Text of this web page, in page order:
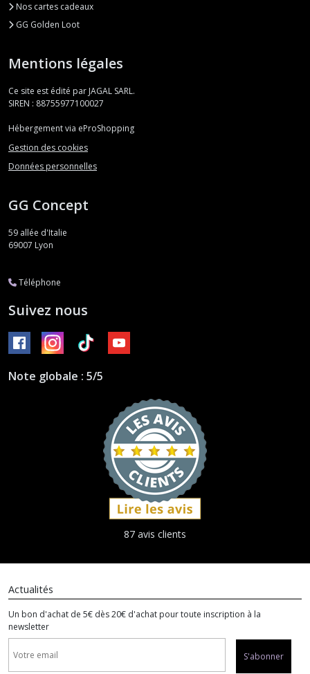
Nos cartes cadeaux
GG Golden Loot
Mentions légales
Ce site est édité par JAGAL SARL.
SIREN : 88755977100027
Hébergement via eProShopping
Gestion des cookies
Données personnelles
GG Concept
59 allée d'Italie
69007 Lyon
Téléphone
Suivez nous
Note globale : 5/5
87 avis clients
Actualités
Un bon d'achat de 5€ dès 20€ d'achat pour toute inscription à la
newsletter
S'abonner